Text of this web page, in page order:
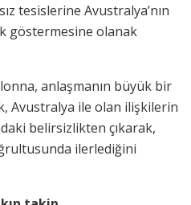
tesislerine Avustralya’nın
göstermesine olanak
anlaşmanın büyük bir
Avustralya ile olan ilişkilerin
belirsizlikten çıkarak,
ilerlediğini